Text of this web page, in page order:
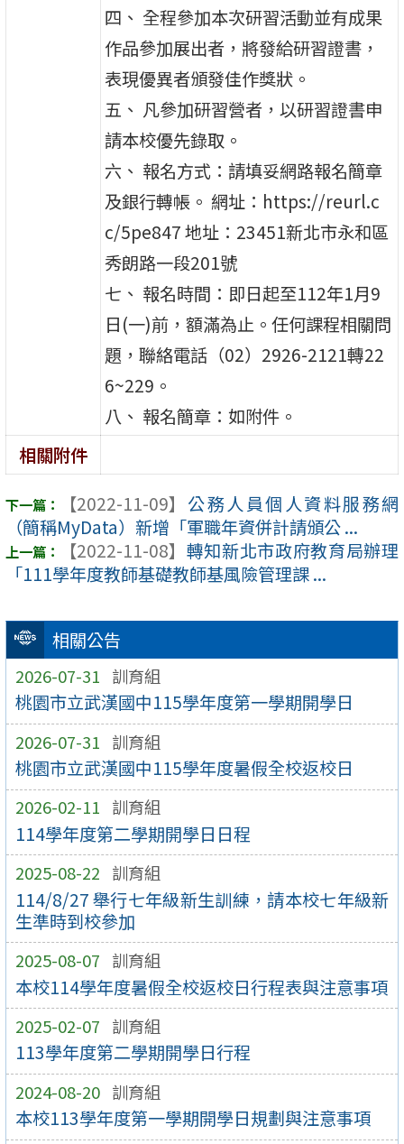
相關公告
2026-07-31 訓育組
桃園市立武漢國中115學年度第一學期開學日
2026-07-31 訓育組
桃園市立武漢國中115學年度暑假全校返校日
2026-02-11 訓育組
114學年度第二學期開學日日程
2025-08-22 訓育組
114/8/27 舉行七年級新生訓練，請本校七年級新
生準時到校參加
2025-08-07 訓育組
本校114學年度暑假全校返校日行程表與注意事項
2025-02-07 訓育組
113學年度第二學期開學日行程
2024-08-20 訓育組
本校113學年度第一學期開學日規劃與注意事項
四、 全程參加本次研習活動並有成果
作品參加展出者，將發給研習證書，
表現優異者頒發佳作獎狀。
五、 凡參加研習營者，以研習證書申
請本校優先錄取。
六、 報名方式：請填妥網路報名簡章
及銀行轉帳。 網址：https://reurl.c
c/5pe847 地址：23451新北市永和區
秀朗路一段201號
七、 報名時間：即日起至112年1月9
日(一)前，額滿為止。任何課程相關問
題，聯絡電話（02）2926-2121轉22
6~229。
八、 報名簡章：如附件。
相關附件
【2022-11-09】 公務人員個人資料服務網
（簡稱MyData）新增「軍職年資併計請頒公 ...
【2022-11-08】 轉知新北市政府教育局辦理
「111學年度教師基礎教師基風險管理課 ...